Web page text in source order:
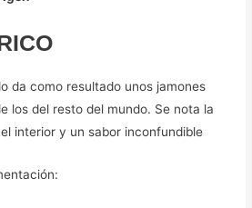
da como resultado unos jamones
los del resto del mundo. Se nota la
interior y un sabor inconfundible